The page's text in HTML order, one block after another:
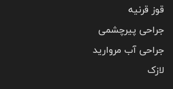
قوز قرنیه
جراحی پیرچشمی
جراحی آب مروارید
لازک